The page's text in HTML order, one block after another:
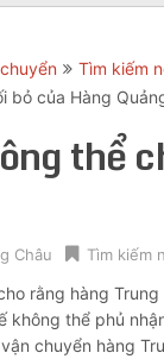
Tìm kiếm
bỏ của Hàng
thể
Châu Tìm kiếm
rằng hàng
không thể phủ
chuyển hàng